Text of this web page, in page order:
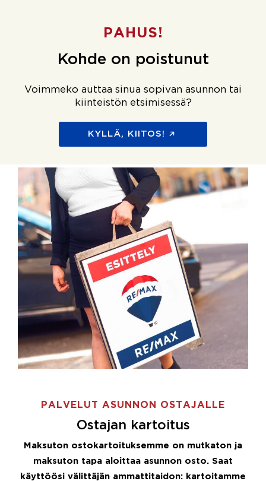
PAHUS!
Kohde on poistunut
Voimmeko auttaa sinua sopivan asunnon tai
kiinteistön etsimisessä?
KYLLÄ, KIITOS!
PALVELUT ASUNNON OSTAJALLE
Ostajan kartoitus
Maksuton ostokartoituksemme on mutkaton ja
maksuton tapa aloittaa asunnon osto. Saat
käyttöösi välittäjän ammattitaidon: kartoitamme